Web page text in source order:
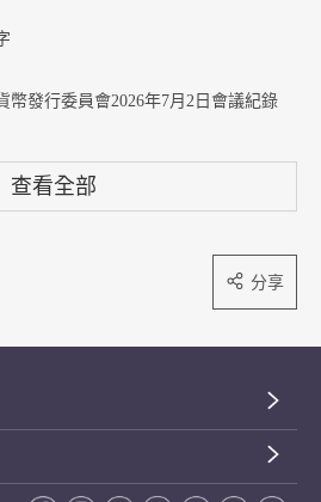
幣發行委員會2026年7月2日會議紀錄
查看全部
分享